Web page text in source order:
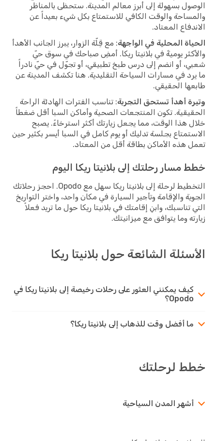
الوصول بسهولة إلى أبرز معالم المدينة. ستحظى بالمناظر
والمساحة والوقت الكافي للاستمتاع بكل شيء بعيداً عن
الاندفاع المعتاد.
الحياة المحلية في الواجهة: مع قِلّة الزوار، يبرز الجانب الأهدأ
والأكثر يوميةً في بلانيتا ريكا. أمضِ صباحك في سوق حيّ
شعبي، أو انضم إلى درس طبخ تطبيقي، أو تجوّل في حيّ نادراً
ما يرد في مسارات السياحة التقليدية. هنا تكشف المدينة عن
طابعها الحقيقي.
وتيرة أهدأ تستحق التجربة: تناسب الفترات الهادئة الراحة
الحقيقية. تكون المنتجعات الصحية وأماكن السبا أقل ضغطاً
خلال هذا الوقت، مما يجعل زيارتك أكثر استرخاءً. يصبح
الاستمتاع بجلسة تدليك أو يوم كامل في السبا أيسر بكثير حين
تعمل هذه الأماكن بطاقة أقل من المعتاد.
خطط مسار رحلتك إلى بلانيتا ريكا اليوم
التخطيط لرحلة إلى بلانيتا ريكا سهل مع Opodo. احجز رحلاتك
الجوية والإقامة وتأجير السيارة في مكان واحد، واختر التواريخ
التي تناسبك، وابنِ إقامتك في بلانيتا ريكا حول ما تريد فعلاً
زيارته وما يتوافق مع ميزانيتك.
الأسئلة الشائعة حول بلانيتا ريكا
كيف يمكنني العثور على رحلات رخيصة إلى بلانيتا ريكا في
Opodo؟
ما أفضل وقت للذهاب إلى بلانيتا ريكا؟
خطط لرحلتك
أشهر المدن السياحية